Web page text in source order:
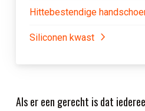
Als er een gerecht is dat
Hittebestendige
Siliconen kwast